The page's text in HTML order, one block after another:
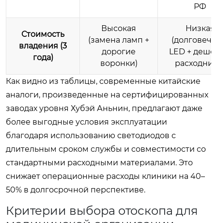
РФ
Стоимость
владения (3
года)
Высокая
(замена ламп +
дорогие
воронки)
Низкая
LED +
Как видно из таблицы, современные китайские
аналоги, произведенные на сертифицированных
заводах уровня Хубэй Аньнин, предлагают даже
более выгодные условия эксплуатации
благодаря использованию светодиодов с
длительным сроком службы и совместимости со
стандартными расходными материалами. Это
снижает операционные расходы клиники на 40–
50% в долгосрочной перспективе.
Критерии выбора отоскопа для